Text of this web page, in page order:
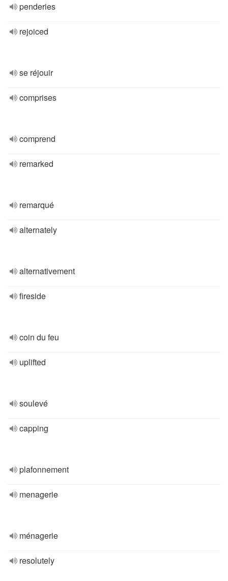
penderies
rejoiced
se réjouir
comprises
comprend
remarked
remarqué
alternately
alternativement
fireside
coin du feu
uplifted
soulevé
capping
plafonnement
menagerie
ménagerie
resolutely